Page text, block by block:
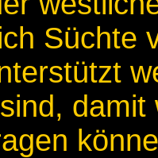
Süchte